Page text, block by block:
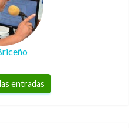
entradas